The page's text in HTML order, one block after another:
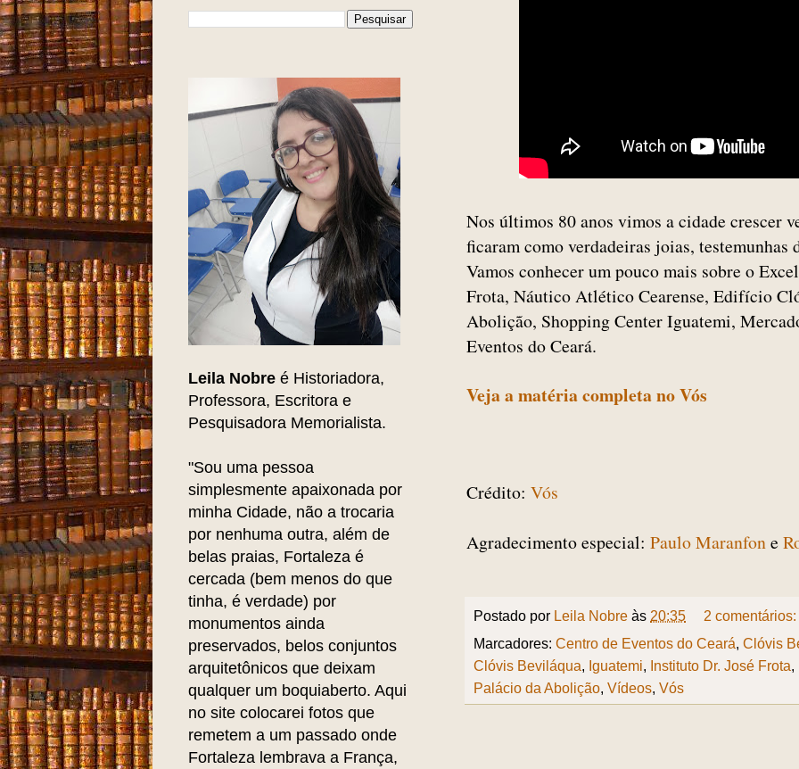
Nos últimos 80 anos vimos a cidade crescer
ficaram como verdadeiras joias, testemunhas
Vamos conhecer um pouco mais sobre o
Frota, Náutico Atlético Cearense, Edifício
Abolição, Shopping Center Iguatemi,
Eventos do Ceará.
Veja a matéria completa no Vós
Crédito: Vós
Agradecimento especial: Paulo Maranfone
Postado por Leila Nobre às 20:35
2
Marcadores: Centro de Eventos do Ceará, Clóvis
Clóvis Beviláqua, Iguatemi, Instituto Dr. José Frota,
Palácio da Abolição, Vídeos, Vós
Leila Nobre é Historiadora,
Professora, Escritora e
Pesquisadora Memorialista.
"Sou uma pessoa
simplesmente apaixonada por
minha Cidade, não a trocaria
por nenhuma outra, além de
belas praias, Fortaleza é
cercada (bem menos do que
tinha, é verdade) por
monumentos ainda
preservados, belos conjuntos
arquitetônicos que deixam
qualquer um boquiaberto. Aqui
no site colocarei fotos que
remetem a um passado onde
Fortaleza lembrava a França,